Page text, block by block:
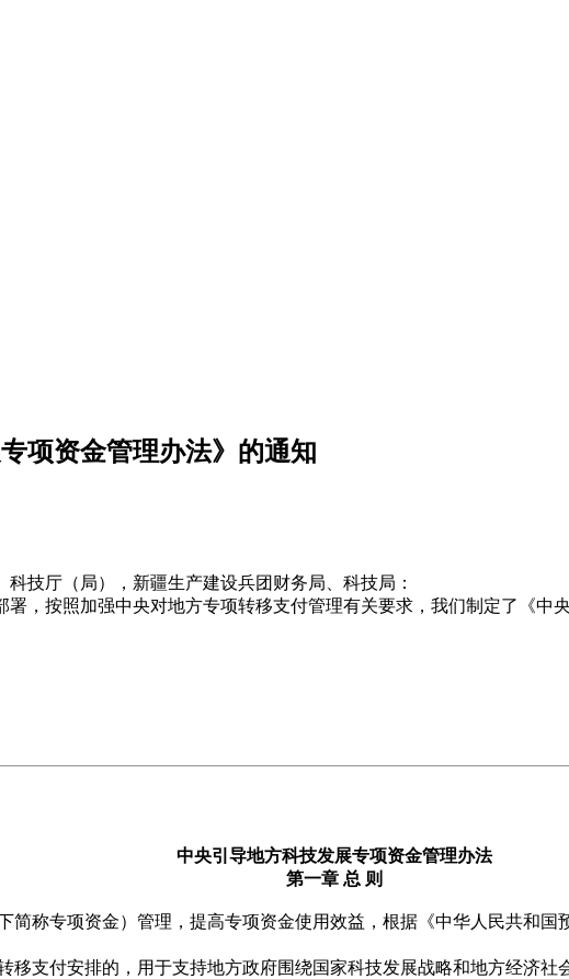
项资金管理办法》的通知
技厅（局），新疆生产建设兵团财务局、科技局：
，按照加强中央对地方专项转移支付管理有关要求，我们制定了《中
中央引导地方科技发展专项资金管理办法
第一章 总 则
简称专项资金）管理，提高专项资金使用效益，根据《中华人民共和
移支付安排的，用于支持地方政府围绕国家科技发展战略和地方经济